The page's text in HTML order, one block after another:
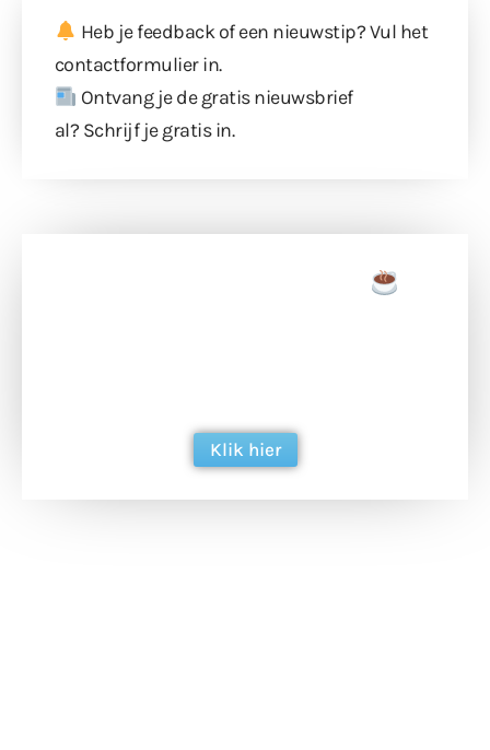
Heb je feedback of een nieuwstip? Vul het
contactformulierin.
Ontvang je de gratis nieuwsbrief
al? Schrijf je gratis in.
Klik hier